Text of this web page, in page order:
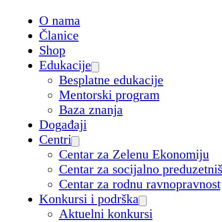
O nama
Članice
Shop
Edukacije
Besplatne edukacije
Mentorski program
Baza znanja
Događaji
Centri
Centar za Zelenu Ekonomiju
Centar za socijalno
Centar za rodnu ravnopravnost
Konkursi i podrška
Aktuelni konkursi